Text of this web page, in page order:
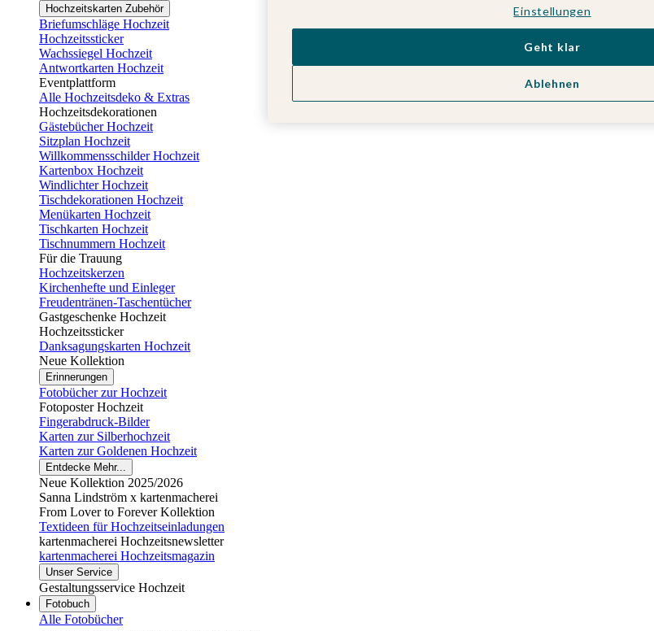
Hochzeitskarten Zubehör
Briefumschläge Hochzeit
Hochzeitssticker
Wachssiegel Hochzeit
Antwortkarten Hochzeit
Eventplattform
Alle Hochzeitsdeko & Extras
Hochzeitsdekorationen
Gästebücher Hochzeit
Sitzplan Hochzeit
Willkommensschilder Hochzeit
Kartenbox Hochzeit
Windlichter Hochzeit
Tischdekorationen Hochzeit
Menükarten Hochzeit
Tischkarten Hochzeit
Tischnummern Hochzeit
Für die Trauung
Hochzeitskerzen
Kirchenhefte und Einleger
Freudentränen-Taschentücher
Gastgeschenke Hochzeit
Hochzeitssticker
Danksagungskarten Hochzeit
Neue Kollektion
Erinnerungen
Fotobücher zur Hochzeit
Fotoposter Hochzeit
Fingerabdruck-Bilder
Karten zur Silberhochzeit
Karten zur Goldenen Hochzeit
Entdecke Mehr...
Neue Kollektion 2025/2026
Sanna Lindström x kartenmacherei
From Lover to Forever Kollektion
Textideen für Hochzeitseinladungen
kartenmacherei Hochzeitsnewsletter
kartenmacherei Hochzeitsmagazin
Unser Service
Gestaltungsservice Hochzeit
Fotobuch
Alle Fotobücher
Einstellungen
Ablehnen
Geht klar